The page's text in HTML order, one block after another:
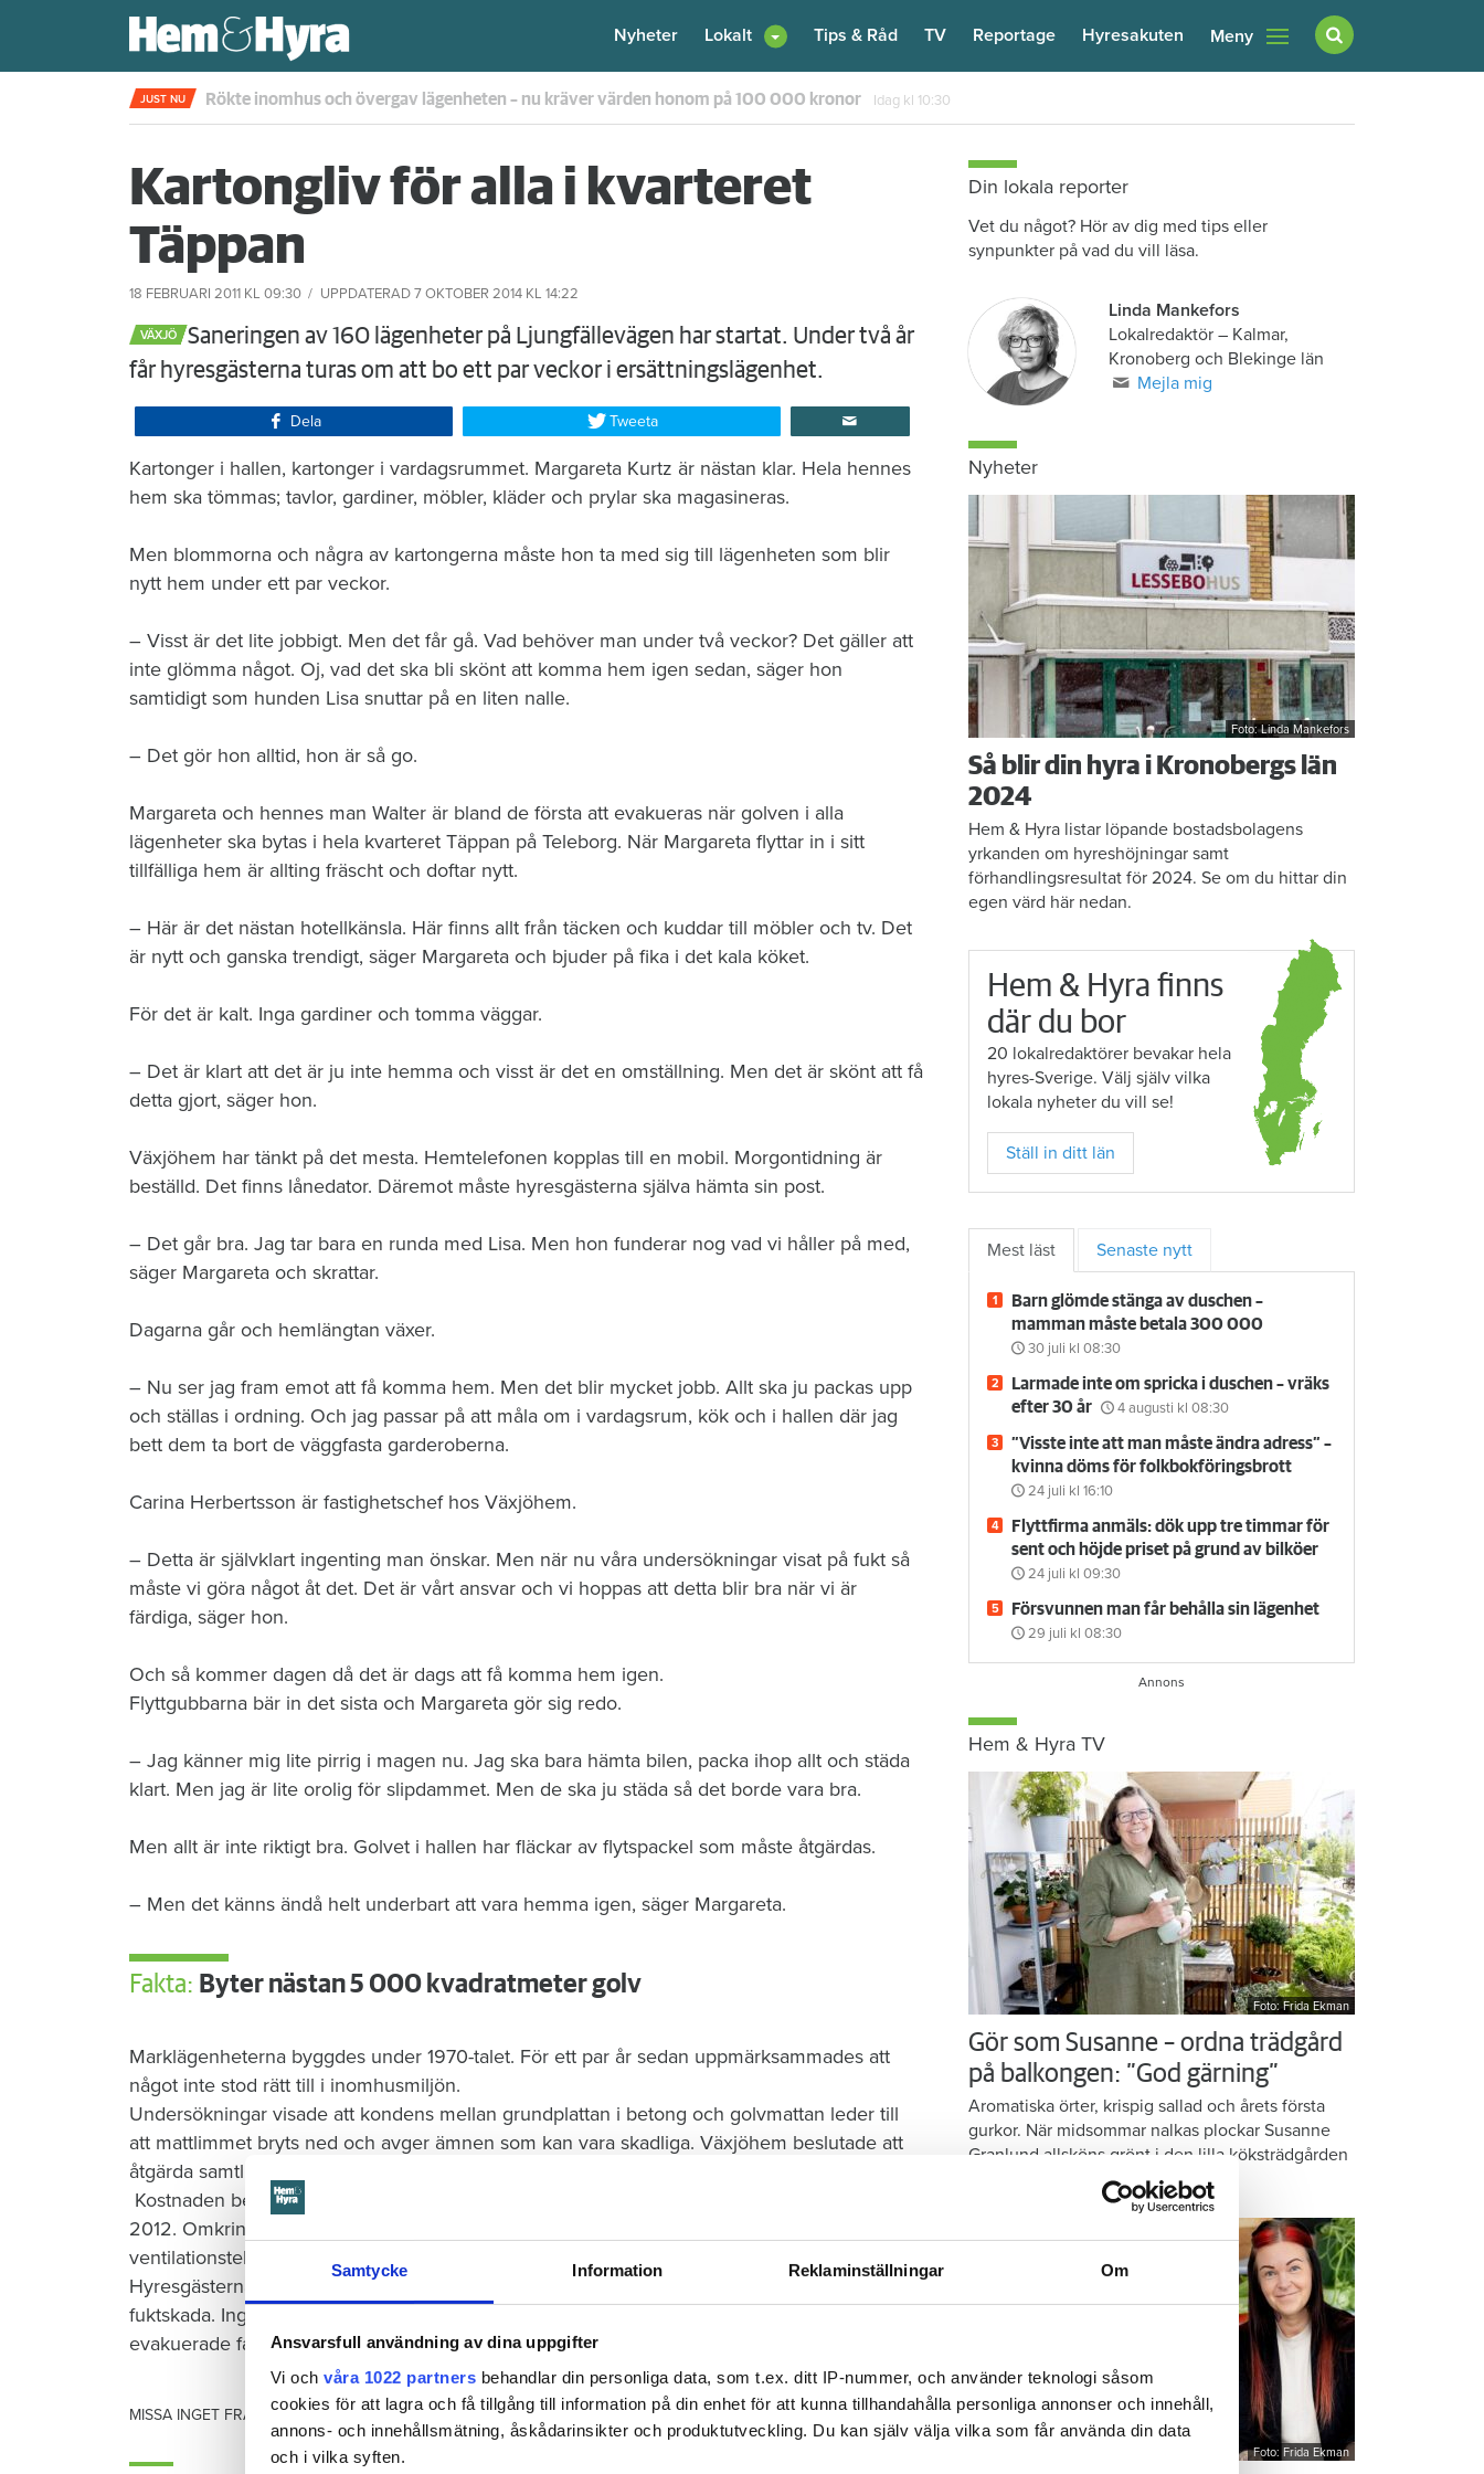
Samtycke Information Reklaminställningar Om
Ansvarsfull användning av dina uppgifter
Vi och våra 1022 partners behandlar din personliga data, som t.ex. ditt IP-nummer, och använder teknologi såsom
cookies för att lagra och få tillgång till information på din enhet för att kunna tillhandahålla personliga annonser och innehåll,
annons- och innehållsmätning, åskådarinsikter och produktutveckling. Du kan själv välja vilka som får använda din data
och i vilka syften.
Nyheter Lokalt Tips & Råd TV Reportage Hyresakuten Meny
JUST NU Pensionären begick övergrepp mot grannflickan – nu vräks han Idag kl 08:30
Kartongliv för alla i kvarteret
Täppan
18 FEBRUARI 2011 KL 09:30 UPPDATERAD 7 OKTOBER 2014 KL 14:22
VÄXJÖ
​Saneringen av 160 lägenheter på Ljungfällevägen har startat. Under två år
får hyresgästerna turas om att bo ett par veckor i ersättningslägenhet.
Dela Tweeta
Kartonger i hallen, kartonger i vardagsrummet. Margareta Kurtz är nästan klar. Hela hennes
hem ska tömmas; tavlor, gardiner, möbler, kläder och prylar ska magasineras.
Men blommorna och några av kartongerna måste hon ta med sig till lägenheten som blir
nytt hem under ett par veckor.
– Visst är det lite jobbigt. Men det får gå. Vad behöver man under två veckor? Det gäller att
inte glömma något. Oj, vad det ska bli skönt att komma hem igen sedan, säger hon
samtidigt som hunden Lisa snuttar på en liten nalle.
– Det gör hon alltid, hon är så go.
Margareta och hennes man Walter är bland de första att evakueras när golven i alla
lägenheter ska bytas i hela kvarteret Täppan på Teleborg. När Margareta flyttar in i sitt
tillfälliga hem är allting fräscht och doftar nytt.
– Här är det nästan hotellkänsla. Här finns allt från täcken och kuddar till möbler och tv. Det
är nytt och ganska trendigt, säger Margareta och bjuder på fika i det kala köket.
För det är kalt. Inga gardiner och tomma väggar.
– Det är klart att det är ju inte hemma och visst är det en omställning. Men det är skönt att få
detta gjort, säger hon.
Växjöhem har tänkt på det mesta. Hemtelefonen kopplas till en mobil. Morgontidning är
beställd. Det finns lånedator. Däremot måste hyresgästerna själva hämta sin post.
– Det går bra. Jag tar bara en runda med Lisa. Men hon funderar nog vad vi håller på med,
säger Margareta och skrattar.
Dagarna går och hemlängtan växer.
– Nu ser jag fram emot att få komma hem. Men det blir mycket jobb. Allt ska ju packas upp
och ställas i ordning. Och jag passar på att måla om i vardagsrum, kök och i hallen där jag
bett dem ta bort de väggfasta garderoberna.
Carina Herbertsson är fastighetschef hos Växjöhem.
– Detta är självklart ingenting man önskar. Men när nu våra undersökningar visat på fukt så
måste vi göra något åt det. Det är vårt ansvar och vi hoppas att detta blir bra när vi är
färdiga, säger hon.
Och så kommer dagen då det är dags att få komma hem igen.
Flyttgubbarna bär in det sista och Margareta gör sig redo.
– Jag känner mig lite pirrig i magen nu. Jag ska bara hämta bilen, packa ihop allt och städa
klart. Men jag är lite orolig för slipdammet. Men de ska ju städa så det borde vara bra.
Men allt är inte riktigt bra. Golvet i hallen har fläckar av flytspackel som måste åtgärdas.
– Men det känns ändå helt underbart att vara hemma igen, säger Margareta.
Fakta: Byter nästan 5 000 kvadratmeter golv
Marklägenheterna byggdes under 1970-talet. För ett par år sedan uppmärksammades att
något inte stod rätt till i inomhusmiljön.
Undersökningar visade att kondens mellan grundplattan i betong och golvmattan leder till
att mattlimmet bryts ned och avger ämnen som kan vara skadliga. Växjöhem beslutade att
åtgärda samtliga lägenheter.
Kostnaden beräknas till drygt 23 miljoner kronor och arbetet ska vara klart i september
2012. Omkring tio hantverkare jobbar i projektet; sanerare, golvläggare, elektriker och
ventilationstekniker.
Hyresgästerna flyttar ut växelvis, två lägenheter i taget, under två, tre veckor beroende på
fuktskada. Ingen behöver bo i ersättningslägenhet under storhelger och semester. De
evakuerade får hyresreduktion för den tid de inte kan bo i sina hem.
MISSA INGET FRÅN HEM & HYRA.Tryck härför att följa oss på Facebook.
Din lokala reporter
Vet du något? Hör av dig med tips eller
synpunkter på vad du vill läsa.
Linda Mankefors
Lokalredaktör – Kalmar,
Kronoberg och Blekinge län
Mejla mig
Nyheter
Foto: Linda Mankefors
Så blir din hyra i Kronobergs län
2024
Hem & Hyra listar löpande bostadsbolagens
yrkanden om hyreshöjningar samt
förhandlingsresultat för 2024. Se om du hittar din
egen värd här nedan.
Hem & Hyra finns
där du bor
20 lokalredaktörer bevakar hela
hyres-Sverige. Välj själv vilka
lokala nyheter du vill se!
Ställ in ditt län
Mest läst Senaste nytt
Barn glömde stänga av duschen –
mamman måste betala 300 000
30 juli kl 08:30
Larmade inte om spricka i duschen – vräks
efter 30 år
4 augusti kl 08:30
”Visste inte att man måste ändra adress” –
kvinna döms för folkbokföringsbrott
24 juli kl 16:10
Flyttfirma anmäls: dök upp tre timmar för
sent och höjde priset på grund av bilköer
24 juli kl 09:30
Försvunnen man får behålla sin lägenhet
29 juli kl 08:30
Hem & Hyra TV
Foto: Frida Ekman
Gör som Susanne – ordna trädgård
på balkongen: ”God gärning”
Aromatiska örter, krispig sallad och årets första
gurkor. När midsommar nalkas plockar Susanne
Granlund allsköns grönt i den lilla köksträdgården
Foto: Frida Ekman